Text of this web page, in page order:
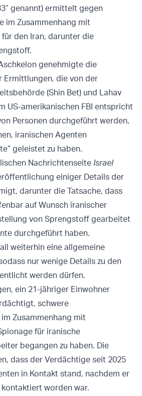
genannt) ermittelt gegen
im Zusammenhang mit
den Iran, darunter die
genehmigte die
Ermittlungen, die von der
(Shin Bet) und Lahav
US-amerikanischen FBI entspricht
Personen durchgeführt werden,
iranischen Agenten
geleistet zu haben.
Nachrichtenseite Israel
einiger Details der
darunter die Tatsache, dass
auf Wunsch iranischer
von Sprengstoff gearbeitet
durchgeführt haben.
weiterhin eine allgemeine
nur wenige Details zu den
werden dürfen.
ein 21-jähriger Einwohner
schwere
Zusammenhang mit
für iranische
begangen zu haben. Die
dass der Verdächtige seit 2025
in Kontakt stand, nachdem er
worden war.